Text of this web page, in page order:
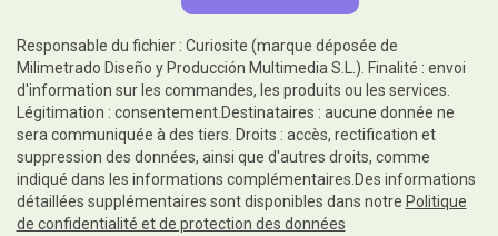
Responsable du fichier : Curiosite (marque déposée de
Milimetrado Diseño y Producción Multimedia S.L.). Finalité : envoi
d'information sur les commandes, les produits ou les services.
Légitimation : consentement.Destinataires : aucune donnée ne
sera communiquée à des tiers. Droits : accès, rectification et
suppression des données, ainsi que d'autres droits, comme
indiqué dans les informations complémentaires.Des informations
détaillées supplémentaires sont disponibles dans notre Politique
de confidentialité et de protection des données